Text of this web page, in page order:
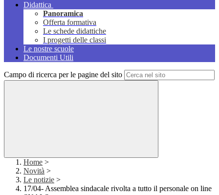
Didattica
Panoramica
Offerta formativa
Le schede didattiche
I progetti delle classi
Le nostre scuole
Documenti Utili
Campo di ricerca per le pagine del sito
Home >
Novità >
Le notizie >
17/04- Assemblea sindacale rivolta a tutto il personale on line